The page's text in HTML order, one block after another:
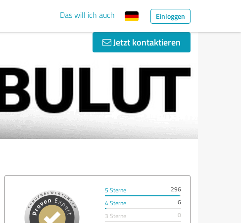
Das will ich auch Einloggen
Jetzt kontaktieren
5 Sterne
296
4 Sterne
6
3 Sterne
0